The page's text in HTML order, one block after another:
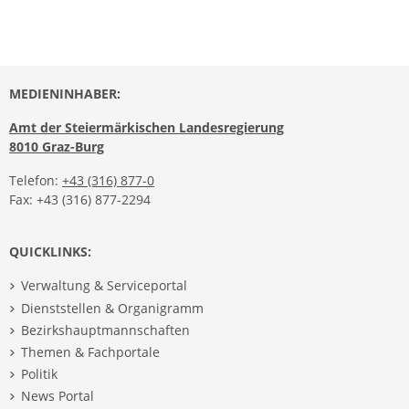
MEDIENINHABER:
Amt der Steiermärkischen Landesregierung
8010 Graz-Burg
Telefon: +43 (316) 877-0
Fax: +43 (316) 877-2294
QUICKLINKS:
Verwaltung & Serviceportal
Dienststellen & Organigramm
Bezirkshauptmannschaften
Themen & Fachportale
Politik
News Portal